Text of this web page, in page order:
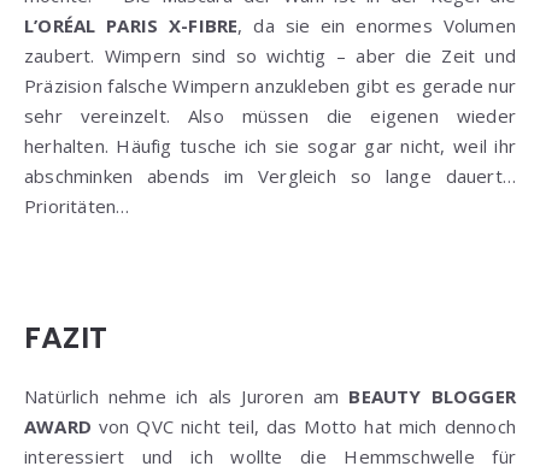
L’ORÉAL PARIS X-FIBRE, da sie ein enormes Volumen
zaubert. Wimpern sind so wichtig – aber die Zeit und
Präzision falsche Wimpern anzukleben gibt es gerade nur
sehr vereinzelt. Also müssen die eigenen wieder
herhalten. Häufig tusche ich sie sogar gar nicht, weil ihr
abschminken abends im Vergleich so lange dauert…
Prioritäten…
FAZIT
Natürlich nehme ich als Juroren am BEAUTY BLOGGER
AWARD von QVC nicht teil, das Motto hat mich dennoch
interessiert und ich wollte die Hemmschwelle für